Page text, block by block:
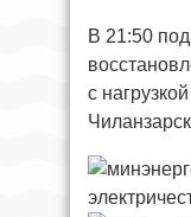
В 21:50
с